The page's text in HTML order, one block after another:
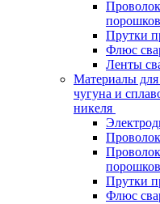
Прутки
Флюс
Ленты
Материалы для
чугуна и
никеля
Прутки
Флюс